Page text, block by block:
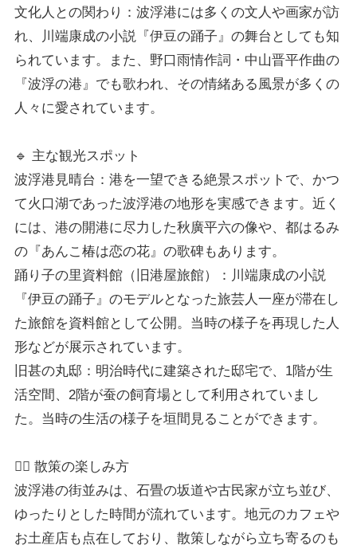
文化人との関わり：波浮港には多くの文人や画家が訪
れ、川端康成の小説『伊豆の踊子』の舞台としても知
られています。また、野口雨情作詞・中山晋平作曲の
『波浮の港』でも歌われ、その情緒ある風景が多くの
人々に愛されています。
🔹 主な観光スポット
波浮港見晴台：港を一望できる絶景スポットで、かつ
て火口湖であった波浮港の地形を実感できます。近く
には、港の開港に尽力した秋廣平六の像や、都はるみ
の『あんこ椿は恋の花』の歌碑もあります。
踊り子の里資料館（旧港屋旅館）：川端康成の小説
『伊豆の踊子』のモデルとなった旅芸人一座が滞在し
た旅館を資料館として公開。当時の様子を再現した人
形などが展示されています。
旧甚の丸邸：明治時代に建築された邸宅で、1階が生
活空間、2階が蚕の飼育場として利用されていまし
た。当時の生活の様子を垣間見ることができます。
🚶‍♂️ 散策の楽しみ方
波浮港の街並みは、石畳の坂道や古民家が立ち並び、
ゆったりとした時間が流れています。地元のカフェや
お土産店も点在しており、散策しながら立ち寄るのも